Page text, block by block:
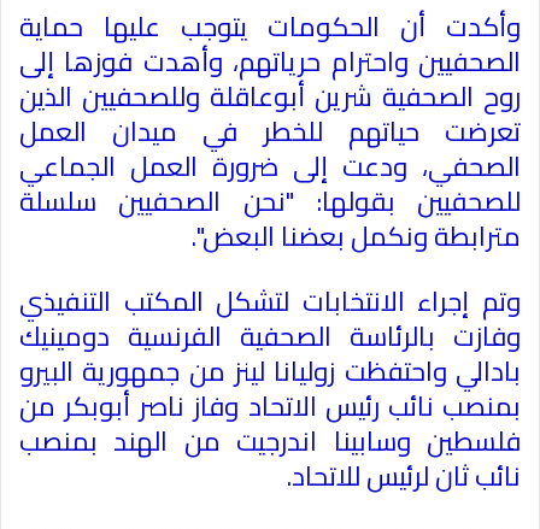
وأكدت أن الحكومات يتوجب عليها حماية
الصحفيين واحترام حرياتهم، وأهدت فوزها إلى
روح الصحفية شرين أبوعاقلة وللصحفيين الذين
تعرضت حياتهم للخطر في ميدان العمل
الصحفي، ودعت إلى ضرورة العمل الجماعي
للصحفيين بقولها: "نحن الصحفيين سلسلة
مترابطة ونكمل بعضنا البعض".
وتم إجراء الانتخابات لتشكل المكتب التنفيذي
وفازت بالرئاسة الصحفية الفرنسية دومينيك
بادالي واحتفظت زوليانا لينز من جمهورية البيرو
بمنصب نائب رئيس الاتحاد وفاز ناصر أبوبكر من
فلسطين وسابينا اندرجيت من الهند بمنصب
نائب ثان لرئيس للاتحاد.